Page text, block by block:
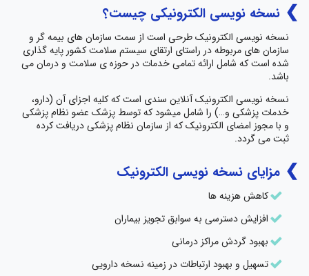
نسخه نویسی الکترونیکی چیست؟
نسخه نویسی الکترونیک طرحی است از سمت سازمان های بیمه گر و
سازمان های مربوطه در راستای ارتقای سیستم سلامت کشور پایه گذاری
شده است که شامل ارائه تمامی خدمات در حوزه ی سلامت و درمان می
باشد.
نسخه نویسی الکترونیک آنلاین سندی است که کلیه اجزای آن (دارو،
خدمات پزشکی و…) را شامل میشود که توسط پزشک عضو نظام پزشکی
و با مجوز امضای الکترونیک که از سازمان نظام پزشکی دریافت کرده
ثبت می گردد.
مزایای نسخه نویسی الکترونیک
کاهش هزینه ها
افزایش دسترسی به سوابق تجویز بیماران
بهبود گردش مراکز درمانی
تسهیل و بهبود ارتباطات در زمینه نسخه دارویی